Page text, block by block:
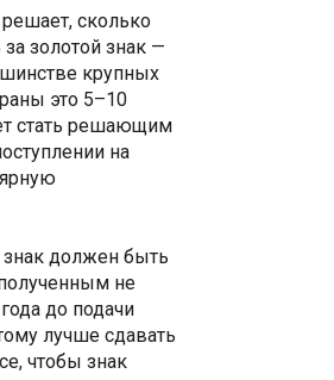
сколько
золотой знак —
крупных
это 5–10
стать решающим
на
должен быть
не
до подачи
лучше сдавать
чтобы знак